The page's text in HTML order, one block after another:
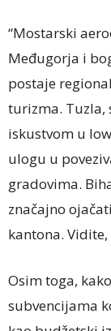
“Mostarski
Međugorja i
postaje
turizma. Tuzla,
iskustvom u
ulogu u
gradovima.
značajno
kantona.
Osim toga,
subvencijama